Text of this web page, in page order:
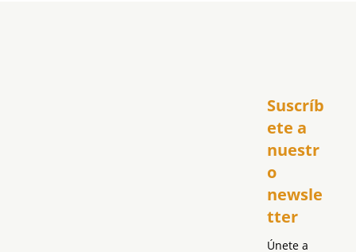
Suscríb
ete a
nuestr
o
newsle
tter
Únete a